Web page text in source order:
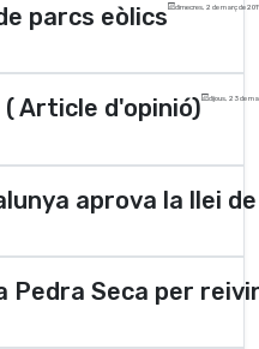
parcs eòlics dimecres, 2 de març de 2011
Article d'opinió) dijous, 23 de
aprova la llei
Pedra Seca per